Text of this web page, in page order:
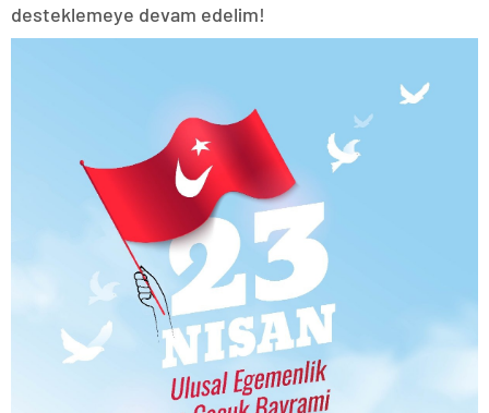
desteklemeye devam edelim!